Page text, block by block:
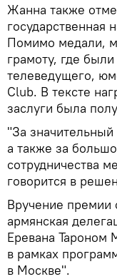
Жанна также
государственная
Помимо медали,
грамоту, где
телеведущего,
Club. В тексте
заслуги была
"За
а также за
сотрудничества
говорится в
Вручение премии
армянская
Еревана Тароном
в рамках
в Москве".